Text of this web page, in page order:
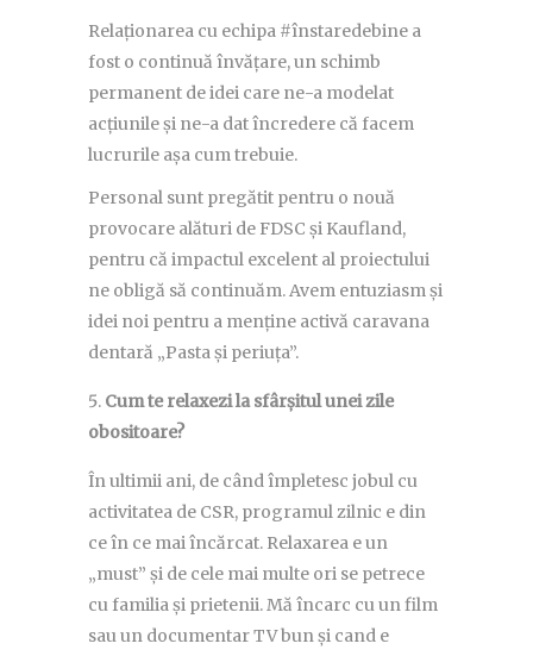
Relaționarea cu echipa #înstaredebine a
fost o continuă învățare, un schimb
permanent de idei care ne-a modelat
acțiunile și ne-a dat încredere că facem
lucrurile așa cum trebuie.
Personal sunt pregătit pentru o nouă
provocare alături de FDSC și Kaufland,
pentru că impactul excelent al proiectului
ne obligă să continuăm. Avem entuziasm și
idei noi pentru a menține activă caravana
dentară „Pasta și periuța”.
Cum te relaxezi la sfârșitul unei zile
obositoare?
În ultimii ani, de când împletesc jobul cu
activitatea de CSR, programul zilnic e din
ce în ce mai încărcat. Relaxarea e un
„must” și de cele mai multe ori se petrece
cu familia și prietenii. Mă încarc cu un film
sau un documentar TV bun și cand e